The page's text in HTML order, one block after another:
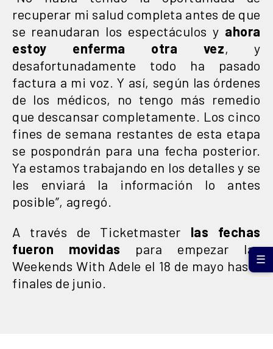
recuperar mi salud completa antes de que
se reanudaran los espectáculos y ahora
estoy enferma otra vez, y
desafortunadamente todo ha pasado
factura a mi voz. Y así, según las órdenes
de los médicos, no tengo más remedio
que descansar completamente. Los cinco
fines de semana restantes de esta etapa
se pospondrán para una fecha posterior.
Ya estamos trabajando en los detalles y se
les enviará la información lo antes
posible”, agregó.
A través de Ticketmaster las fechas
fueron movidas para empezar las
Weekends With Adele el 18 de mayo hasta
finales de junio.
☰